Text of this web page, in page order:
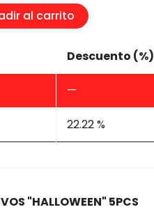
al carrito
Descuento (%)
—
22.22 %
"HALLOWEEN" 5PCS